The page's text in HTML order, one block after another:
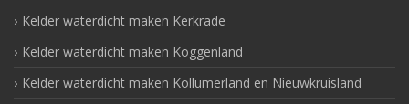
Kelder waterdicht maken Kerkrade
Kelder waterdicht maken Koggenland
Kelder waterdicht maken Kollumerland en Nieuwkruisland